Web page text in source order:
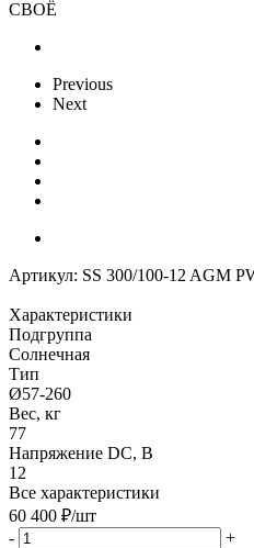
СВОЁ
Previous
Next
Артикул: SS 300/100-12 AGM
Характеристики
Подгруппа
Солнечная
Тип
Ø57-260
Вес, кг
77
Напряжение DC, В
12
Все характеристики
60 400 ₽/шт
-
+